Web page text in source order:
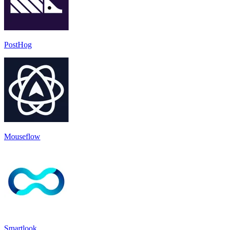
PostHog
Mouseflow
Smartlook